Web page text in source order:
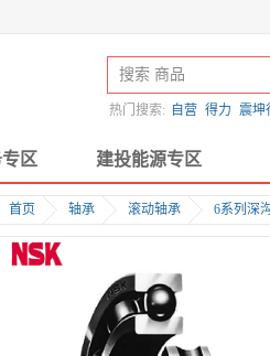
热门搜索: 自营 得力 震坤
区 建投能源专区
算机及配件
首页 轴承 滚动轴承 6系列深